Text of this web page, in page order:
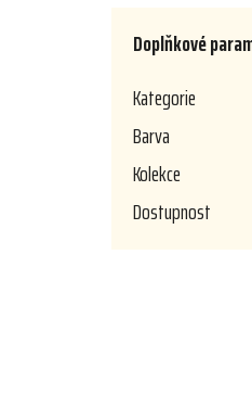
Doplňkové
Kategorie
Barva
Kolekce
Dostupnost